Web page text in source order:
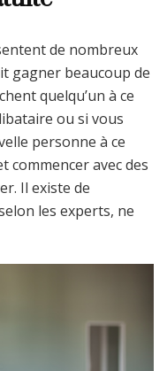
de nombreux
gagner beaucoup de
quelqu’un à ce
ou si vous
personne à ce
commencer avec des
Il existe de
les experts, ne